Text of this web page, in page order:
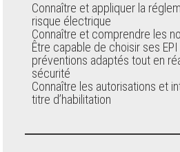
Connaître et appliquer la
risque électrique
Connaître et comprendre les
Être capable de choisir ses
préventions adaptés tout en
sécurité
Connaître les autorisations et
titre d’habilitation